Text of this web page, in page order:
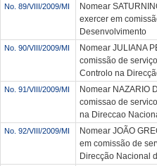
No. 89/VIII/2009/MI
Nomear
exercer em
Desenvolvimento
No. 90/VIII/2009/MI
Nomear JULIANA
comissão de
Controlo na
No. 91/VIII/2009/MI
Nomear NAZARIO
comissao de
na Direccao
No. 92/VIII/2009/MI
Nomear JOÃO
em comissão de
Direcção Nacional